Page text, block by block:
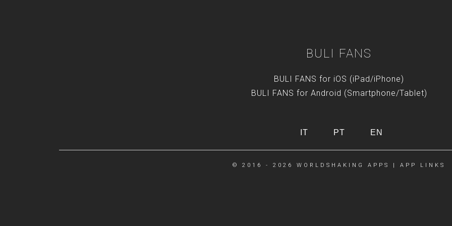
BULI FANS
BULI FANS for iOS (iPad/iPhone)
BULI FANS for Android (Smartphone/Tablet)
IT PT EN
© 2016 - 2026 WORLDSHAKING APPS | APP LINKS